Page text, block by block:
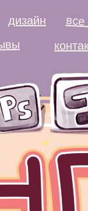
все
дизайн